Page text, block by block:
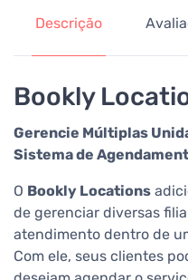
Descrição
Bookly
Gerencie Múltiplas
Sistema de
O Bookly Locations
de gerenciar diversas
atendimento dentro de
Com ele, seus clientes